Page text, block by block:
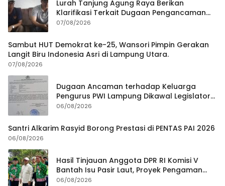
Lurah Tanjung Agung Raya Berikan
Klarifikasi Terkait Dugaan Pengancaman
Antar Warga Yang Berujung Laporan ke
07/08/2026
Sambut HUT Demokrat ke-25, Wansori Pimpin Gerakan
Langit Biru Indonesia Asri di Lampung Utara.
07/08/2026
Dugaan Ancaman terhadap Keluarga
Pengurus PWI Lampung Dikawal Legislator
dan Jurnalis
06/08/2026
Santri Alkarim Rasyid Borong Prestasi di PENTAS PAI 2026
06/08/2026
Hasil Tinjauan Anggota DPR RI Komisi V
Bantah Isu Pasir Laut, Proyek Pengaman
Pantai Mandiri Sejati Dipastikan Sesuai
06/08/2026